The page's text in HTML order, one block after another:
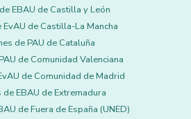
EBAU de Castilla y León
EvAU de Castilla-La Mancha
de PAU de Cataluña
de Comunidad Valenciana
de Comunidad de Madrid
de EBAU de Extremadura
de Fuera de España (UNED)